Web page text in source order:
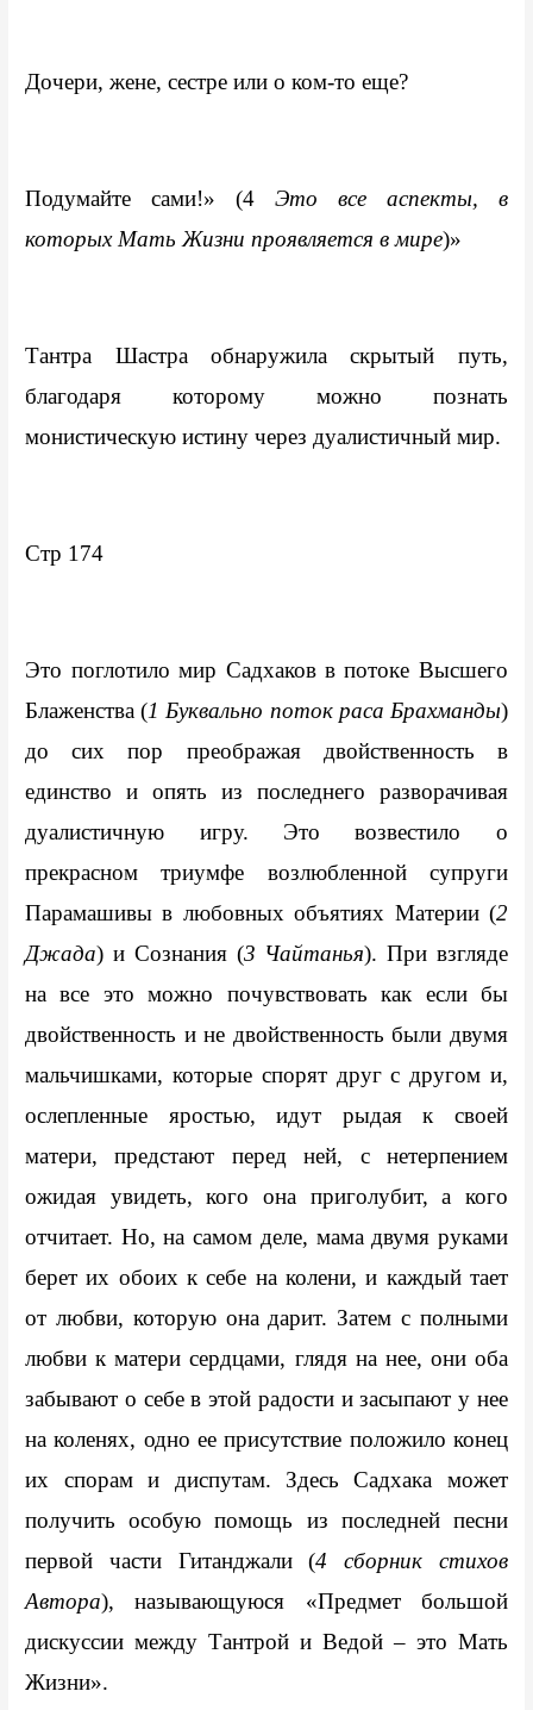
Дочери, жене, сестре или о ком-то еще?
Подумайте сами!» (4 Это все аспекты, в
которых Мать Жизни проявляется в мире)»
Тантра Шастра обнаружила скрытый путь,
благодаря которому можно познать
монистическую истину через дуалистичный мир.
Стр 174
Это поглотило мир Садхаков в потоке Высшего
Блаженства (1 Буквально поток раса Брахманды)
до сих пор преображая двойственность в
единство и опять из последнего разворачивая
дуалистичную игру. Это возвестило о
прекрасном триумфе возлюбленной супруги
Парамашивы в любовных объятиях Материи (2
Джада) и Сознания (3 Чайтанья). При взгляде
на все это можно почувствовать как если бы
двойственность и не двойственность были двумя
мальчишками, которые спорят друг с другом и,
ослепленные яростью, идут рыдая к своей
матери, предстают перед ней, с нетерпением
ожидая увидеть, кого она приголубит, а кого
отчитает. Но, на самом деле, мама двумя руками
берет их обоих к себе на колени, и каждый тает
от любви, которую она дарит. Затем с полными
любви к матери сердцами, глядя на нее, они оба
забывают о себе в этой радости и засыпают у нее
на коленях, одно ее присутствие положило конец
их спорам и диспутам. Здесь Садхака может
получить особую помощь из последней песни
первой части Гитанджали (4 сборник стихов
Автора), называющуюся «Предмет большой
дискуссии между Тантрой и Ведой – это Мать
Жизни».